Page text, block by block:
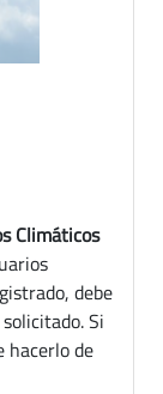
Climáticos
debe
Si
hacerlo de